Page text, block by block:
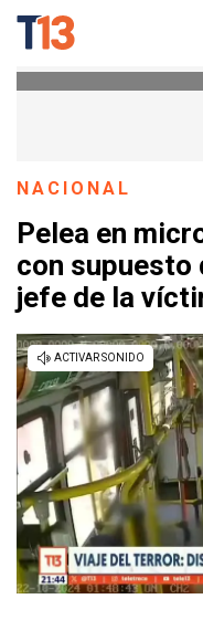
NACIONAL
Pelea en
con supuesto
jefe de la